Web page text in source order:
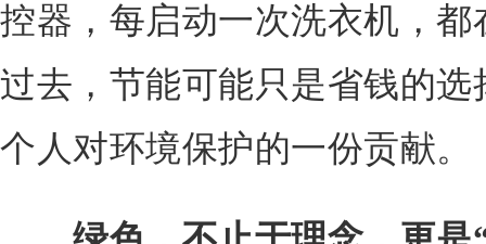
控器，每启动一次洗衣机，
过去，节能可能只是省钱的
个人对环境保护的一份贡献。